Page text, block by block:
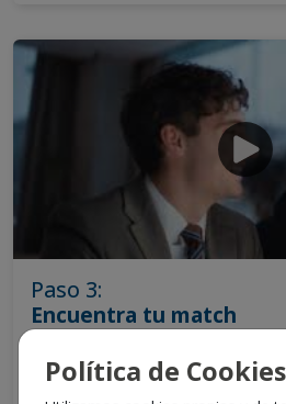
Paso 3:
Encuentra tu match
objetivos.
Política de Cookies